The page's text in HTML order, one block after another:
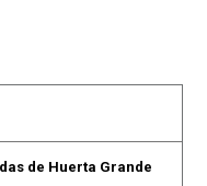
de Huerta Grande